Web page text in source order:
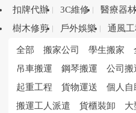
扣牌代辦
3C維修 醫療器
樹木修剪
戶外娛樂 通風
全部 搬家公司 學生搬家
吊車搬運
鋼琴搬運 公司搬
起重工程
貨物運送 個人自
搬運工人派遣
貨櫃裝卸 大